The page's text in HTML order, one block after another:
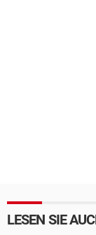
LESEN SIE